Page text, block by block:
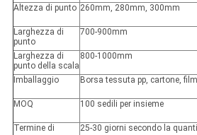
Altezza di punto 260mm, 280mm, 300mm
Larghezza di
punto
700-900mm
Larghezza di
punto della scala
800-1000mm
Imballaggio Borsa tessuta pp, cartone,
MOQ 100 sedili per insieme
Termine di
25-30 giorni secondo la